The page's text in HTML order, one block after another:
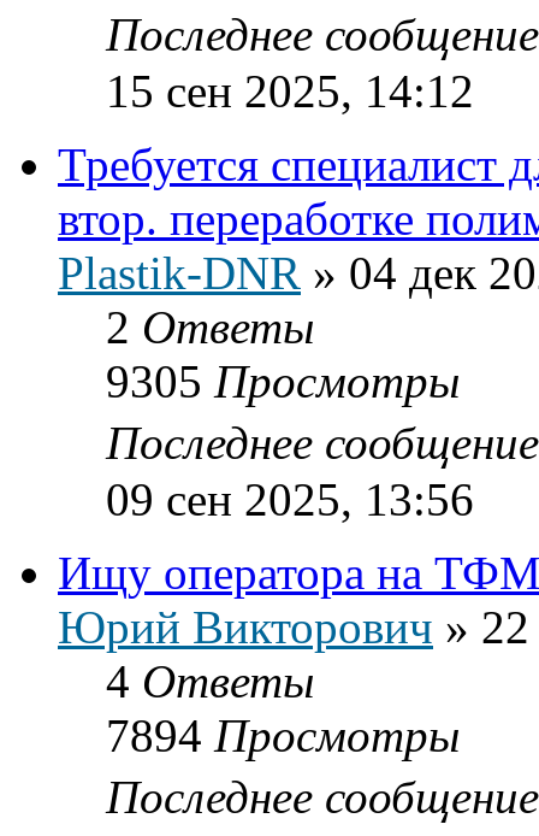
Последнее
15 сен 2025, 14:12
Требуется специалист
втор. переработке
Plastik-DNR » 04 дек
2 Ответы
9305 Просмотры
Последнее
09 сен 2025, 13:56
Ищу оператора на
Юрий Викторович »
4 Ответы
7894 Просмотры
Последнее